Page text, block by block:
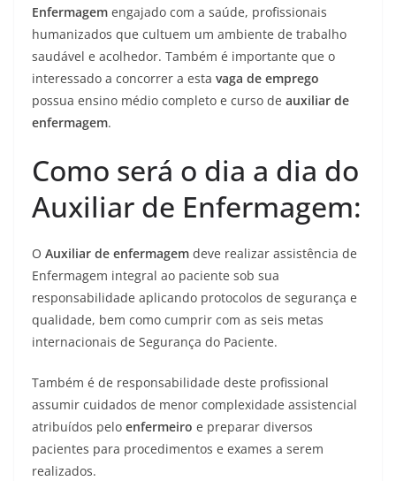
Enfermagem engajado com a saúde, profissionais
humanizados que cultuem um ambiente de trabalho
saudável e acolhedor. Também é importante que o
interessado a concorrer a esta vaga de emprego
possua ensino médio completo e curso de auxiliar de
enfermagem.
Como será o dia a dia do
Auxiliar de Enfermagem:
O Auxiliar de enfermagem deve realizar assistência de
Enfermagem integral ao paciente sob sua
responsabilidade aplicando protocolos de segurança e
qualidade, bem como cumprir com as seis metas
internacionais de Segurança do Paciente.
Também é de responsabilidade deste profissional
assumir cuidados de menor complexidade assistencial
atribuídos pelo enfermeiro e preparar diversos
pacientes para procedimentos e exames a serem
realizados.